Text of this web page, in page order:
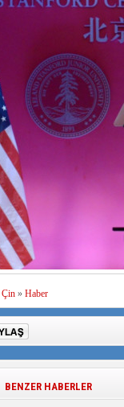
Çin» Haber
BENZER HABERLER